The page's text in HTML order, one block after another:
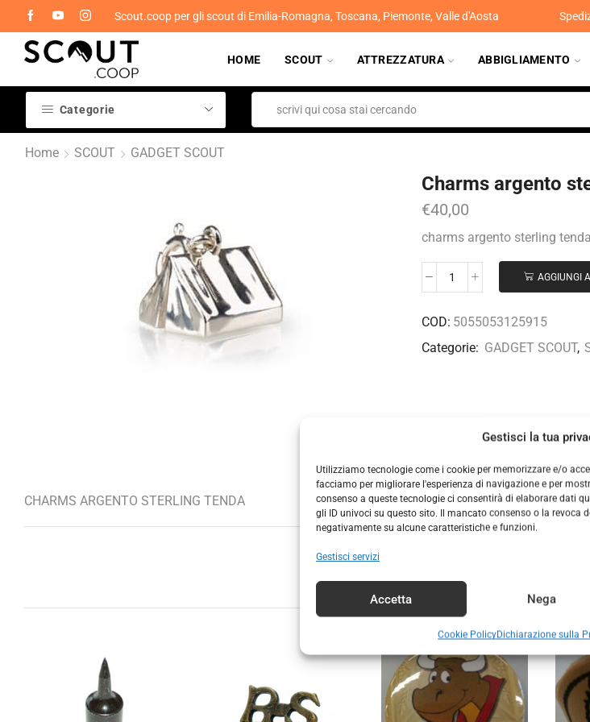
Gestisci la tua
Utilizziamo tecnologie come i cookie per memorizzare e/o
facciamo per migliorare l'esperienza di navigazione e per
consenso a queste tecnologie ci consentirà di elaborare dati
gli ID univoci su questo sito. Il mancato consenso o la revoca
negativamente su alcune caratteristiche e funzioni.
Gestisci servizi
Accetta Nega
Cookie PolicyDichiarazione sulla
Scout.coop per gli scout di Emilia-Romagna, Toscana, Piemonte, Valle d'Aosta
HOME SCOUT ATTREZZATURA ABBIGLIAMENTO
Categorie
Home SCOUT GADGET SCOUT
Charms argento
€40,00
charms argento sterling tenda
AGGIUNGI
COD: 5055053125915
Categorie: GADGET SCOUT,
DESCRIZIONE
CHARMS ARGENTO STERLING TENDA